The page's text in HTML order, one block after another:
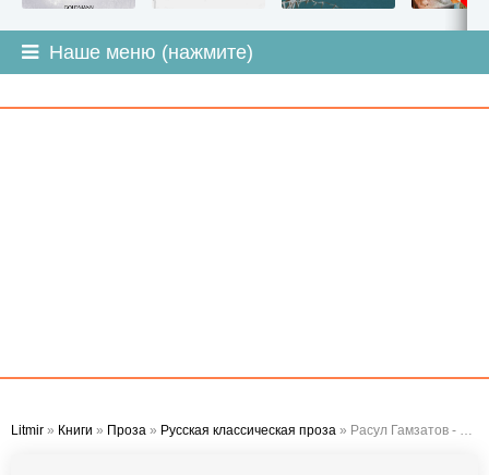
Наше меню (нажмите)
Litmir » Книги » Проза » Русская классическая проза » Расул Гамзатов - Мой Дагестан